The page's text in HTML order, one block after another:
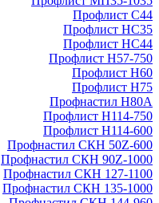
Профлист С44
Профлист НС35
Профлист НС44
Профлист Н57-750
Профлист Н60
Профлист Н75
Профнастил Н80А
Профлист Н114-750
Профлист Н114-600
Профнастил СКН 50Z-600
Профнастил СКН 90Z-1000
Профнастил СКН 127-1100
Профнастил СКН 135-1000